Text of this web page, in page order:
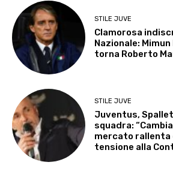
STILE JUVE
Clamorosa
Nazionale:
torna Roberto
STILE JUVE
Juventus,
squadra:
mercato rallenta
tensione alla